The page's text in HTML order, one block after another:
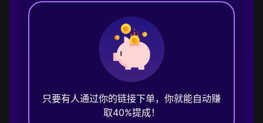
只要有人通过你的链接下单，你就能自动赚
取40%提成！